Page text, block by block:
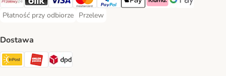
Przelewy24 Payment Method
Blik Payment Method
VISA Payment Method
MasterCard Payment Method
PayPal Payment Method
Apple Pay Payment Method
Klarna Payment Method
Google Pay
Płatność przy odbiorze
Płatność przy odbiorze Payment Method
Przelew
Przelew Payment Method
Dostawa
InPost Shipping Method
ORLEN Paczka. Shipping Method
DPD Shipping Method